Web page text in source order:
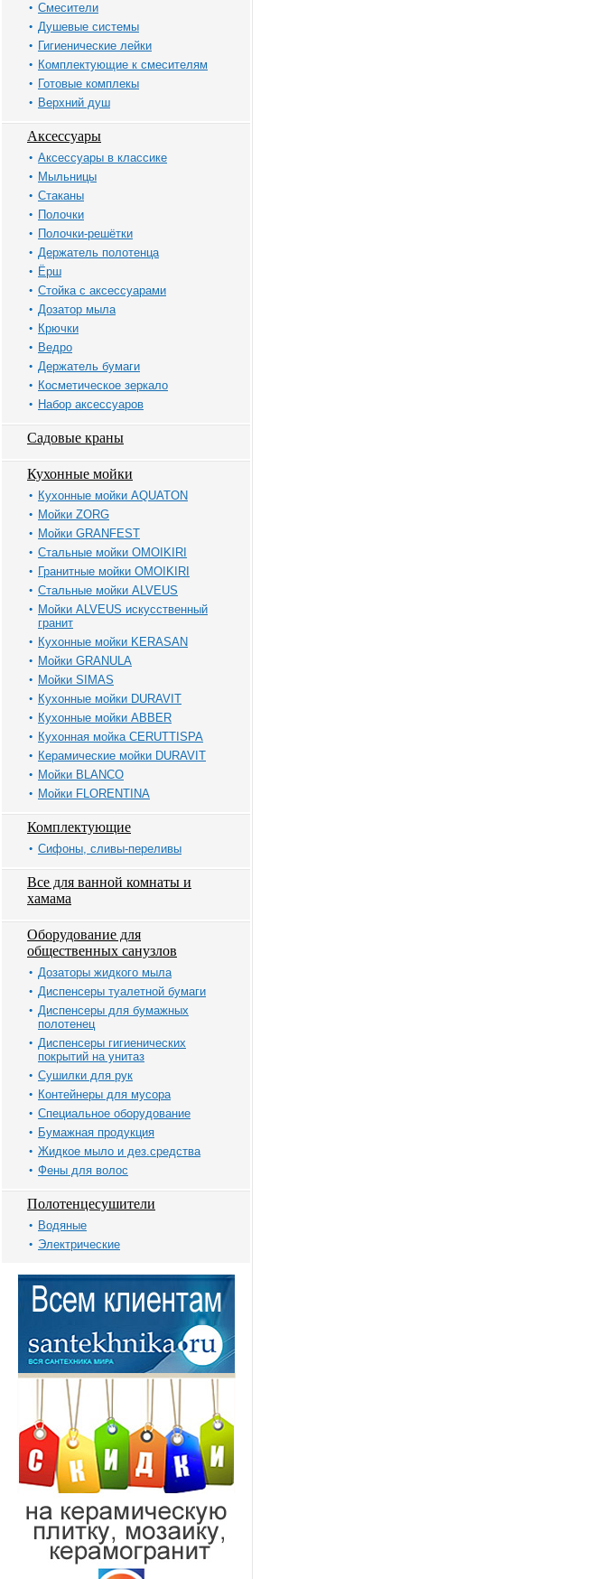
Смесители
Душевые системы
Гигиенические лейки
Комплектующие к смесителям
Готовые комплекы
Верхний душ
Аксессуары
Аксессуары в классике
Мыльницы
Стаканы
Полочки
Полочки-решётки
Держатель полотенца
Ёрш
Стойка с аксессуарами
Дозатор мыла
Крючки
Ведро
Держатель бумаги
Косметическое зеркало
Набор аксессуаров
Садовые краны
Кухонные мойки
Кухонные мойки AQUATON
Мойки ZORG
Мойки GRANFEST
Стальные мойки OMOIKIRI
Гранитные мойки OMOIKIRI
Стальные мойки ALVEUS
Мойки ALVEUS искусственный
гранит
Кухонные мойки KERASAN
Мойки GRANULA
Мойки SIMAS
Кухонные мойки DURAVIT
Кухонные мойки ABBER
Кухонная мойка CERUTTISPA
Керамические мойки DURAVIT
Мойки BLANCO
Мойки FLORENTINA
Комплектующие
Сифоны, сливы-переливы
Все для ванной комнаты и
хамама
Оборудование для
общественных санузлов
Дозаторы жидкого мыла
Диспенсеры туалетной бумаги
Диспенсеры для бумажных
полотенец
Диспенсеры гигиенических
покрытий на унитаз
Сушилки для рук
Контейнеры для мусора
Специальное оборудование
Бумажная продукция
Жидкое мыло и дез.средства
Фены для волос
Полотенцесушители
Водяные
Электрические